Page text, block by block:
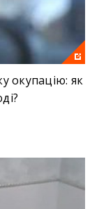
окупацію: як